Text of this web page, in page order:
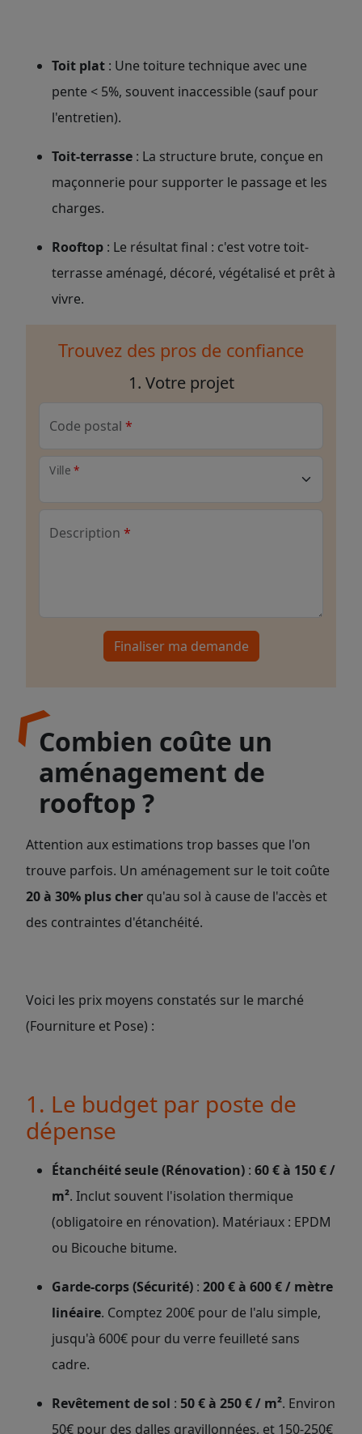
Toit plat : Une toiture technique avec une
pente < 5%, souvent inaccessible (sauf pour
l'entretien).
Toit-terrasse : La structure brute, conçue en
maçonnerie pour supporter le passage et les
charges.
Rooftop : Le résultat final : c'est votre toit-
terrasse aménagé, décoré, végétalisé et prêt à
vivre.
Trouvez des pros de confiance
1. Votre projet
Code postal
Ville
Description
Finaliser ma demande
Combien coûte un
aménagement de
rooftop ?
Attention aux estimations trop basses que l'on
trouve parfois. Un aménagement sur le toit coûte
20 à 30% plus cher qu'au sol à cause de l'accès et
des contraintes d'étanchéité.
Voici les prix moyens constatés sur le marché
(Fourniture et Pose) :
1. Le budget par poste de
dépense
Étanchéité seule (Rénovation) : 60 € à 150 € /
m². Inclut souvent l'isolation thermique
(obligatoire en rénovation). Matériaux : EPDM
ou Bicouche bitume.
Garde-corps (Sécurité) : 200 € à 600 € / mètre
linéaire. Comptez 200€ pour de l'alu simple,
jusqu'à 600€ pour du verre feuilleté sans
cadre.
Revêtement de sol : 50 € à 250 € / m². Environ
50€ pour des dalles gravillonnées, et 150-250€